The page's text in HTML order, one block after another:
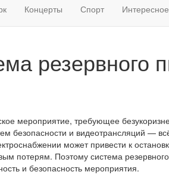
Концерты Спорт Интересное
резервного
мероприятие, требующее
безопасности и видеотрансляций —
может привести к
потерям. Поэтому система
и безопасность мероприятия.